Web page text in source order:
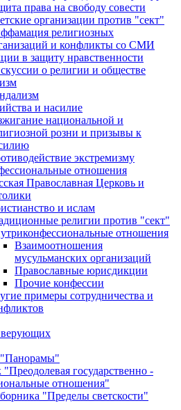
права на свободу совести
организации против "сект"
религиозных
и конфликты со СМИ
в защиту нравственности
о религии и обществе
и насилие
национальной и
розни и призывы к
экстремизму
отношения
Православная Церковь и
и ислам
религии против "сект"
отношения
Взаимоотношения
мусульманских организаций
Православные юрисдикции
Прочие конфессии
примеры сотрудничества и
верующих
государственно -
отношения"
"Пределы светскости"